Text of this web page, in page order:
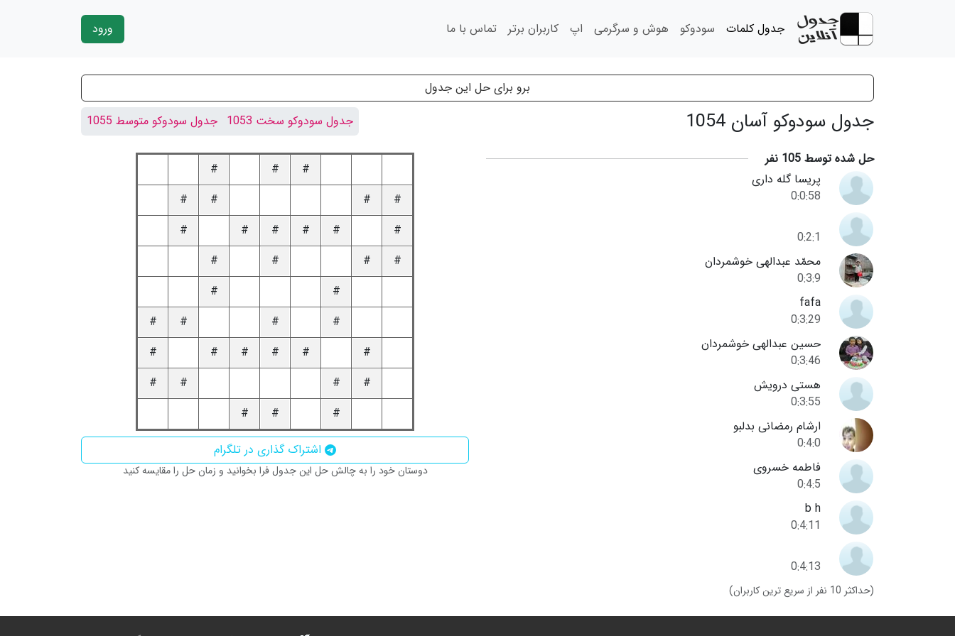
جدول کلمات سودوکو هوش و سرگرمی اپ کاربران برتر تماس با ما ورود
برو برای حل این جدول
جدول سودوکو آسان 1054 جدول سودوکو سخت 1053 جدول سودوکو متوسط 1055
#
#
#
#
#
#
#
#
#
#
#
#
#
#
#
#
#
#
#
#
#
#
#
#
#
#
#
#
#
#
#
#
#
#
#
#
اشتراک گذاری در تلگرام
دوستان خود را به چالش حل این جدول فرا بخوانید و زمان حل را مقایسه کنید
حل شده توسط 105 نفر
پریسا گله داری
0:0:58
0:2:1
محمّد عبدالهی خوشمردان
0:3:9
fafa
0:3:29
حسین عبدالهی خوشمردان
0:3:46
هستی درویش
0:3:55
ارشام رمضانی بدلبو
0:4:0
فاطمه خسروی
0:4:5
b h
0:4:11
0:4:13
(حداکثر 10 نفر از سریع ترین کاربران)